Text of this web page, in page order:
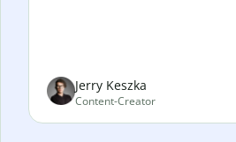
Jerry Keszka
Content-Creator